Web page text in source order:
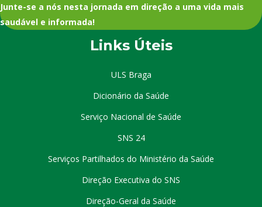
Junte-se a nós nesta jornada em direção a uma vida mais
saudável e informada!
Links Úteis
ULS Braga
Dicionário da Saúde
Serviço Nacional de Saúde
SNS 24
Serviços Partilhados do Ministério da Saúde
Direção Executiva do SNS
Direção-Geral da Saúde